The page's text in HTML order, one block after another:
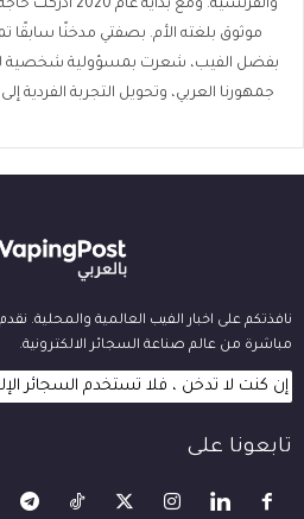
والفرنسية. ومع
موثوق بلغته الأم. بصفتي مدخنًا سابقًا
بفضل الفيب، شعرت بمسؤولية شخصية
جمهورنا العربي، وتحويل التجربة الفردية
نافذتكم على اخبار الفيب العالمية والمحلية.
مباشرة من عالم صناعة السجائر الالكترونية.
إن كنت لا تدخن ، فلا تستخدم السجائر
تابعونا على